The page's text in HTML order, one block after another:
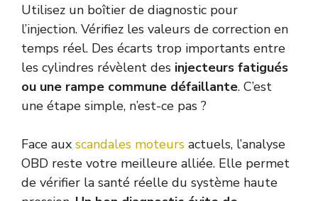
Utilisez un boîtier de diagnostic pour
l’injection. Vérifiez les valeurs de correction en
temps réel. Des écarts trop importants entre
les cylindres révèlent des injecteurs fatigués
ou une rampe commune défaillante. C’est
une étape simple, n’est-ce pas ?
Face aux scandales moteurs actuels, l’analyse
OBD reste votre meilleure alliée. Elle permet
de vérifier la santé réelle du système haute